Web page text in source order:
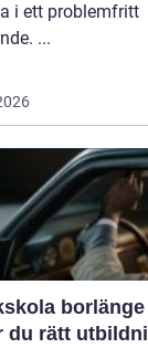
i ett problemfritt
...
borlänge så
du rätt